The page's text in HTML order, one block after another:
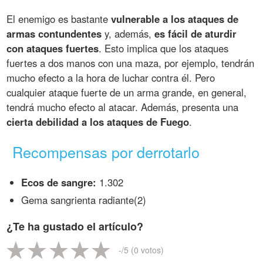
El enemigo es bastantevulnerable a los ataques de
armas contundentes y, además,es fácil de aturdir
con ataques fuertes. Esto implica que los ataques
fuertes a dos manos con una maza, por ejemplo, tendrán
mucho efecto a la hora de luchar contra él. Pero
cualquier ataque fuerte de un arma grande, en general,
tendrá mucho efecto al atacar. Además, presenta una
cierta debilidad a los ataques de Fuego.
Recompensas por derrotarlo
Ecos de sangre: 1.302
Gema sangrienta radiante(2)
¿Te ha gustado el artículo?
-/5 (0 votos)